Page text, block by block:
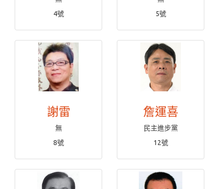
4號
5號
謝雷
無
8號
詹運喜
民主進步黨
12號